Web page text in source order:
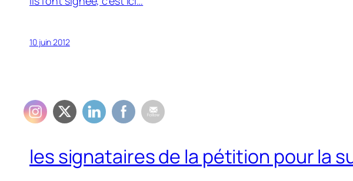
10 juin 2012
les signataires de la pétition pour la